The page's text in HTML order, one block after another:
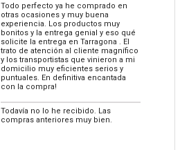
Todo perfecto ya he comprado en
otras ocasiones y muy buena
experiencia. Los productos muy
bonitos y la entrega genial y eso qué
solicite la entrega en Tarragona . El
trato de atención al cliente magnífico
y los transportistas que vinieron a mi
domicilio muy eficientes serios y
puntuales. En definitiva encantada
con la compra!
Todavía no lo he recibido. Las
compras anteriores muy bien.